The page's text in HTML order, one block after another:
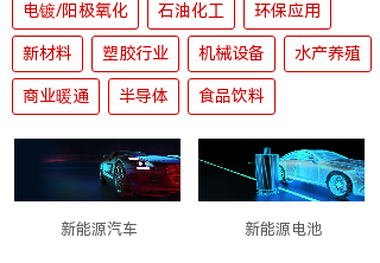
电镀/阳极氧化 石油化工 环保应用
新材料 塑胶行业 机械设备 水产养殖
商业暖通 半导体 食品饮料
新能源汽车 新能源电池